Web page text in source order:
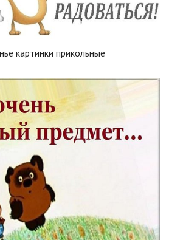
картинки прикольные